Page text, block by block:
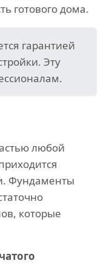
готового дома.
гарантией
Эту
любой
Фундаменты
которые